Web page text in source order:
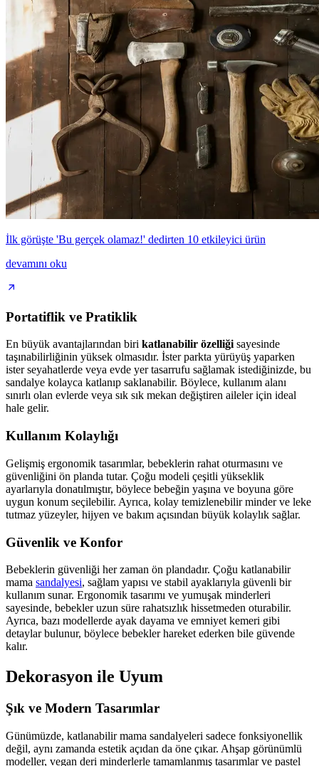
İlk görüşte 'Bu gerçek olamaz!' dedirten 10 etkileyici ürün
devamını oku
Portatiflik ve Pratiklik
En büyük avantajlarından biri katlanabilir özelliğisayesinde
taşınabilirliğinin yüksek olmasıdır. İster parkta yürüyüş yaparken
ister seyahatlerde veya evde yer tasarrufu sağlamak istediğinizde, bu
sandalye kolayca katlanıp saklanabilir. Böylece, kullanım alanı
sınırlı olan evlerde veya sık sık mekan değiştiren aileler için ideal
hale gelir.
Kullanım Kolaylığı
Gelişmiş ergonomik tasarımlar, bebeklerin rahat oturmasını ve
güvenliğini ön planda tutar. Çoğu modeli çeşitli yükseklik
ayarlarıyla donatılmıştır, böylece bebeğin yaşına ve boyuna göre
uygun konum seçilebilir. Ayrıca, kolay temizlenebilir minder ve leke
tutmaz yüzeyler, hijyen ve bakım açısından büyük kolaylık sağlar.
Güvenlik ve Konfor
Bebeklerin güvenliği her zaman ön plandadır. Çoğu katlanabilir
mama sandalyesi, sağlam yapısı ve stabil ayaklarıyla güvenli bir
kullanım sunar. Ergonomik tasarımı ve yumuşak minderleri
sayesinde, bebekler uzun süre rahatsızlık hissetmeden oturabilir.
Ayrıca, bazı modellerde ayak dayama ve emniyet kemeri gibi
detaylar bulunur, böylece bebekler hareket ederken bile güvende
kalır.
Dekorasyon ile Uyum
Şık ve Modern Tasarımlar
Günümüzde, katlanabilir mama sandalyeleri sadece fonksiyonellik
değil, aynı zamanda estetik açıdan da öne çıkar. Ahşap görünümlü
modeller, vegan deri minderlerle tamamlanmış tasarımlar ve pastel